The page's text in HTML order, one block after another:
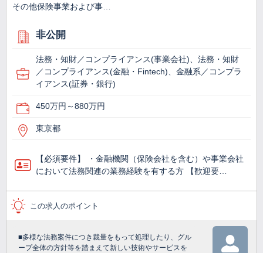
その他保険事業および事…
非公開
法務・知財／コンプライアンス(事業会社)、法務・知財
／コンプライアンス(金融・Fintech)、金融系／コンプラ
イアンス(証券・銀行)
450万円～880万円
東京都
【必須要件】 ・金融機関（保険会社を含む）や事業会社
において法務関連の業務経験を有する方 【歓迎要…
この求人のポイント
■多様な法務案件につき裁量をもって処理したり、グル
ープ全体の方針等を踏まえて新しい技術やサービスを